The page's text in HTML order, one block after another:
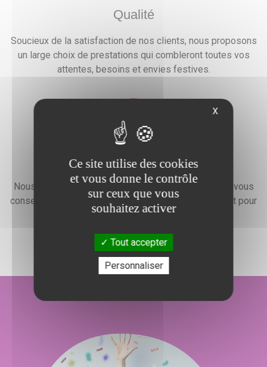
Qualité
Soucieux de la satisfaction de nos clients, nous proposons
un large choix de prestations qui combleront toutes vos
attentes, besoins et envies festives.
Devis gratuit
Nous faisons preuve d'une grande disponibilité pour vous
conseiller, vous renseigner et élaborer un devis gratuit pour
l'organisation de votre événement.
X
Ce site utilise des cookies
et vous donne le contrôle
sur ceux que vous
souhaitez activer
Tout accepter
Personnaliser